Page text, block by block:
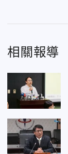
相關報導